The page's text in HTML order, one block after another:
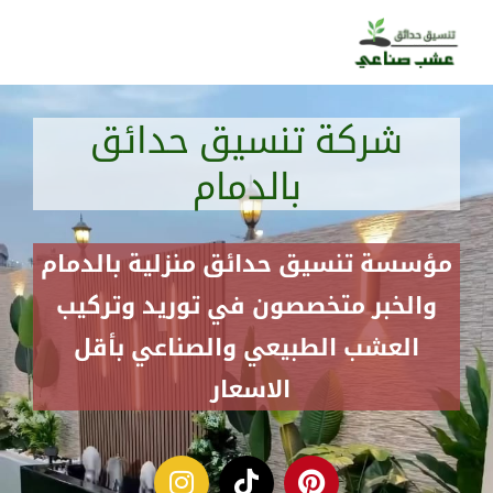
شركة تنسيق حدائق
بالدمام
مؤسسة تنسيق حدائق منزلية بالدمام
والخبر متخصصون في توريد وتركيب
العشب الطبيعي والصناعي بأقل
الاسعار
P
T
I